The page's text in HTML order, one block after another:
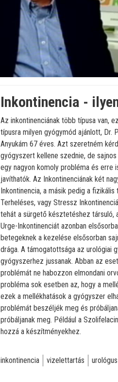
Inkontinencia -
Az inkontinenciának több típusa van,
típusra milyen gyógymód ajánlott, Dr.
Anyukám 67 éves. Azt szeretném
gyógyszert kellene szednie, de
egy nagyon komoly probléma és erre
javíthatók. Az Inkontinenciának két
Inkontinencia, a másik pedig a
Terheléses, vagy Stressz
tehát a sürgető késztetéshez társuló,
Urge-Inkontinenciát azonban
betegeknek a kezelése elsősorban
drága. A támogatottsága az urológiai
gyógyszerhez jussanak. Abban az
problémát ne habozzon elmondani
probléma sok esetben az, hogy a
ezek a mellékhatások a gyógyszer
problémát beszéljék meg és
próbáljanak meg. Például a
hozzá a készítményekhez.
inkontinencia vizelettartás urológus